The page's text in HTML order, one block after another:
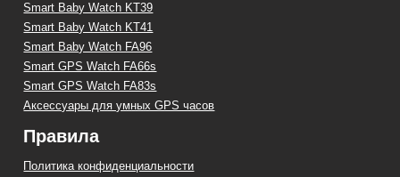
Smart Baby Watch KT39
Smart Baby Watch KT41
Smart Baby Watch FA96
Smart GPS Watch FA66s
Smart GPS Watch FA83s
Аксессуары для умных GPS часов
Правила
Политика конфиденциальности